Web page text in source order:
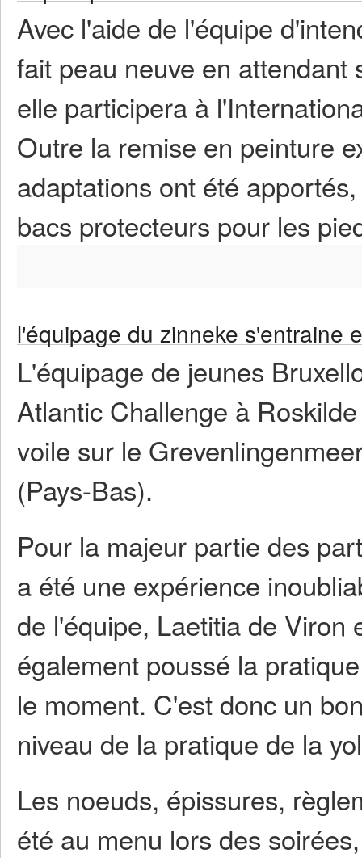
Avec l'aide de l'équipe
fait peau neuve en
elle participera à
Outre la remise en peinture
adaptations ont été
bacs protecteurs pour les
l'équipage du zinneke s'entraine
L'équipage de jeunes
Atlantic Challenge à
voile sur le
(Pays-Bas).
Pour la majeur partie des
a été une expérience
de l'équipe, Laetitia de Viron
également poussé la
le moment. C'est donc un
niveau de la pratique de la
Les noeuds, épissures,
été au menu lors des